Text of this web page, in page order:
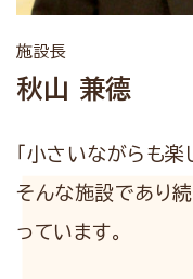
施設長
秋山 兼德
「小さいながらも
そんな施設であり
っています。